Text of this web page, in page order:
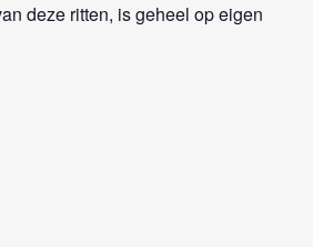
deze ritten, is geheel op eigen